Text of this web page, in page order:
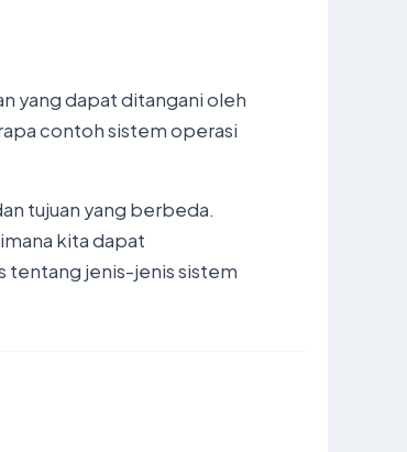
yang dapat ditangani oleh
contoh sistem operasi
tujuan yang berbeda.
kita dapat
tentang jenis-jenis sistem